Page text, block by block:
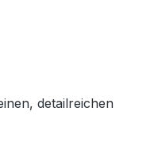
detailreichen